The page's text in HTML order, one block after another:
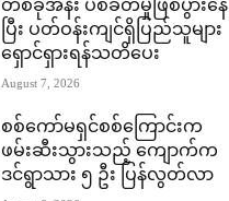
ပြီး ပတ်ဝန်းကျင်ရှိပြည်သူများ
ရှောင်ရှားရန်သတိပေး
August 7, 2026
စစ်ကော်မရှင်စစ်ကြောင်းက
ဖမ်းဆီးသွားသည့် ကျောက်က
ဒင်ရွာသား ၅ ဦး ပြန်လွတ်လာ